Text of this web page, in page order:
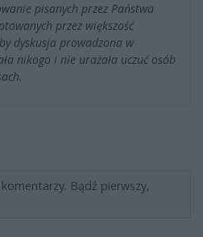
pisanych przez Państwa
przez większość
dyskusja prowadzona w
nikogo i nie urażała uczuć osób
Bądź pierwszy,